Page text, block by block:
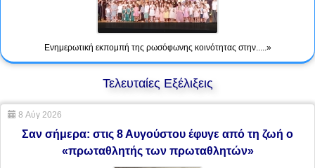
Ενημερωτική εκπομπή της ρωσόφωνης κοινότητας στην.....»
Τελευταίες Εξέλιξεις
8 Αύγ 2026
Σαν σήμερα: στις 8 Αυγούστου έφυγε από τη ζωή ο
«πρωταθλητής των πρωταθλητών»